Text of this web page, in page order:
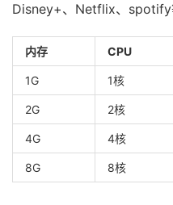
Disney+、Netflix、
内存 CPU
1G 1核
2G 2核
4G 4核
8G 8核